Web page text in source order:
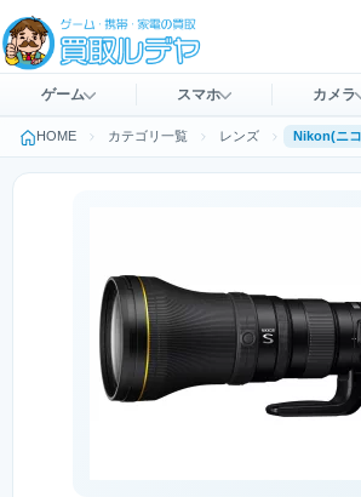
ゲーム スマホ カメラ
HOME カテゴリ一覧 レンズ